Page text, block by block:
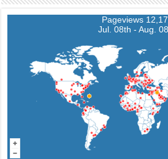
12,176
Jul. 08th - Aug.